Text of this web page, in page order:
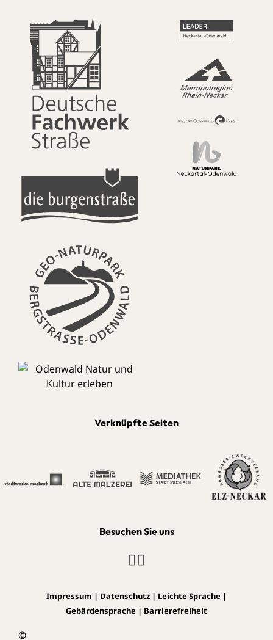
Verknüpfte Seiten
Besuchen Sie uns
©
Impressum | Datenschutz | Leichte Sprache |
Gebärdensprache | Barrierefreiheit